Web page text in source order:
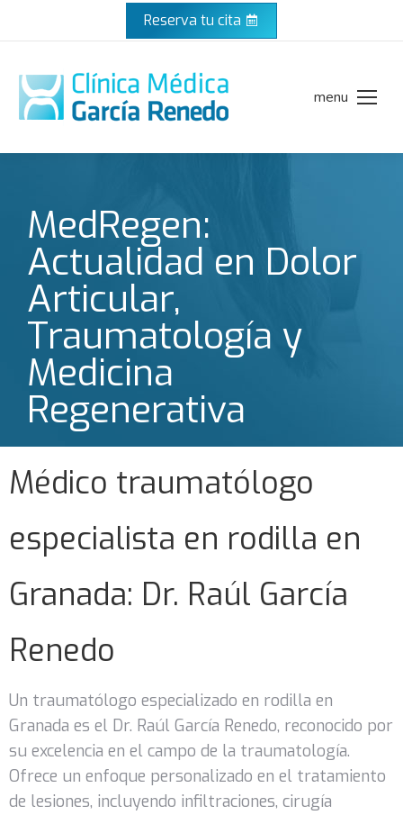
Reserva tu cita
menu
MedRegen:
Actualidad en Dolor
Articular,
Traumatología y
Medicina
Regenerativa
Médico traumatólogo
especialista en rodilla en
Granada: Dr. Raúl García
Renedo
Un traumatólogo especializado en rodilla en
Granada es el Dr. Raúl García Renedo, reconocido por
su excelencia en el campo de la traumatología.
Ofrece un enfoque personalizado en el tratamiento
de lesiones, incluyendo infiltraciones, cirugía